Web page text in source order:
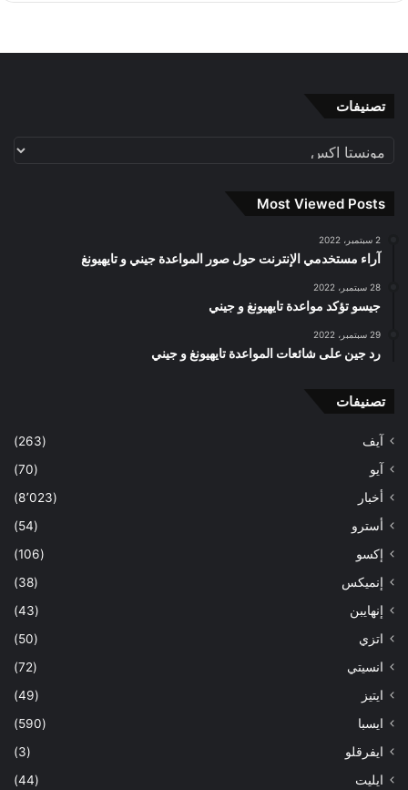
تصنيفات
Most Viewed Posts
2 سبتمبر، 2022
آراء مستخدمي الإنترنت حول صور المواعدة جيني و تايهيونغ
28 سبتمبر، 2022
جيسو تؤكد مواعدة تايهيونغ و جيني
29 سبتمبر، 2022
رد جين على شائعات المواعدة تايهيونغ و جيني
تصنيفات
آيف
(263)
آيو
(70)
أخبار
(8٬023)
أسترو
(54)
إكسو
(106)
إنميكس
(38)
إنهايبن
(43)
اتزي
(50)
انسيتي
(72)
ايتيز
(49)
ايسبا
(590)
ايفرقلو
(3)
ايليت
(44)